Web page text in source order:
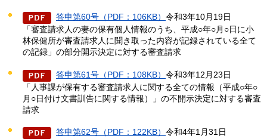
答申第60号（PDF：106KB） 令和3年10月19日
「審査請求人の妻の保有個人情報のうち、平成○年○月○日に小
林保健所が審査請求人に聞き取った内容が記録されている全て
の記録」の部分開示決定に対する審査請求
答申第61号（PDF：108KB） 令和3年12月23日
「人事課が保有する審査請求人に関する全ての情報（平成○年○
月○日付け文書訓告に関する情報）」の不開示決定に対する審査
請求
答申第62号（PDF：122KB） 令和4年1月31日